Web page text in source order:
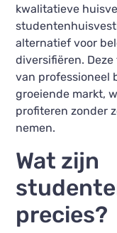
kwalitatieve
alternatief voor
diversifiëren.
van professioneel
groeiende markt,
profiteren zonder
nemen.
Wat zijn
precies?